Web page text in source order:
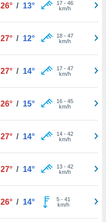
26° / 13° 17- 46
km/h
27° / 12° 18- 47
km/h
27° / 14° 17- 47
km/h
26° / 15° 16- 45
km/h
27° / 14° 14- 42
km/h
27° / 14° 13- 42
km/h
26° / 14° 5- 41
km/h